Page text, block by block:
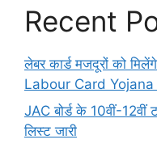
Recent
लेबर कार्ड मजदूरों को
Labour Card
JAC बोर्ड के 10वीं-12वीं
लिस्ट जारी